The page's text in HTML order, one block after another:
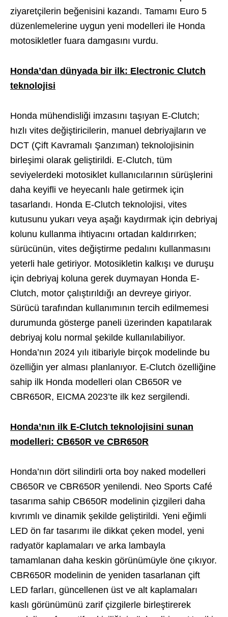
ziyaretçilerin beğenisini kazandı. Tamamı Euro 5
düzenlemelerine uygun yeni modelleri ile Honda
motosikletler fuara damgasını vurdu.
Honda’dan dünyada bir ilk: Electronic Clutch
teknolojisi
Honda mühendisliği imzasını taşıyan E-Clutch;
hızlı vites değiştiricilerin, manuel debriyajların ve
DCT (Çift Kavramalı Şanzıman) teknolojisinin
birleşimi olarak geliştirildi. E-Clutch, tüm
seviyelerdeki motosiklet kullanıcılarının sürüşlerini
daha keyifli ve heyecanlı hale getirmek için
tasarlandı. Honda E-Clutch teknolojisi, vites
kutusunu yukarı veya aşağı kaydırmak için debriyaj
kolunu kullanma ihtiyacını ortadan kaldırırken;
sürücünün, vites değiştirme pedalını kullanmasını
yeterli hale getiriyor. Motosikletin kalkışı ve duruşu
için debriyaj koluna gerek duymayan Honda E-
Clutch, motor çalıştırıldığı an devreye giriyor.
Sürücü tarafından kullanımının tercih edilmemesi
durumunda gösterge paneli üzerinden kapatılarak
debriyaj kolu normal şekilde kullanılabiliyor.
Honda’nın 2024 yılı itibariyle birçok modelinde bu
özelliğin yer alması planlanıyor. E-Clutch özelliğine
sahip ilk Honda modelleri olan CB650R ve
CBR650R, EICMA 2023’te ilk kez sergilendi.
Honda’nın ilk E-Clutch teknolojisini sunan
modelleri: CB650R ve CBR650R
Honda’nın dört silindirli orta boy naked modelleri
CB650R ve CBR650R yenilendi. Neo Sports Café
tasarıma sahip CB650R modelinin çizgileri daha
kıvrımlı ve dinamik şekilde geliştirildi. Yeni eğimli
LED ön far tasarımı ile dikkat çeken model, yeni
radyatör kaplamaları ve arka lambayla
tamamlanan daha keskin görünümüyle öne çıkıyor.
CBR650R modelinin de yeniden tasarlanan çift
LED farları, güncellenen üst ve alt kaplamaları
kaslı görünümünü zarif çizgilerle birleştirerek